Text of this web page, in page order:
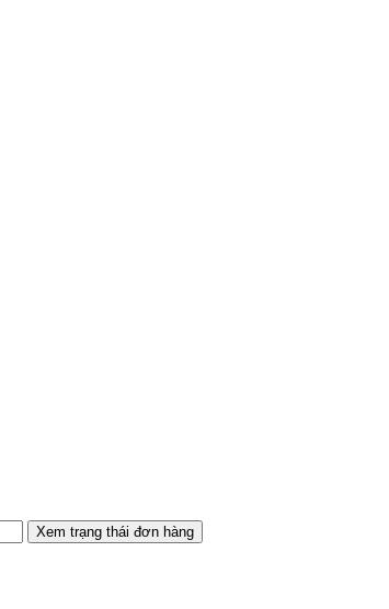
Xem trạng thái đơn hàng